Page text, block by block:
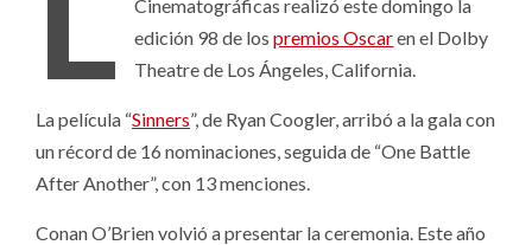
Cinematográficas realizó este domingo la
edición 98 de lospremios Oscaren el Dolby
Theatre de Los Ángeles, California.
La película “Sinners”, de Ryan Coogler, arribó a la gala con
un récord de 16 nominaciones, seguida de “One Battle
After Another”, con 13 menciones.
Conan O’Brien volvió a presentar la ceremonia. Este año